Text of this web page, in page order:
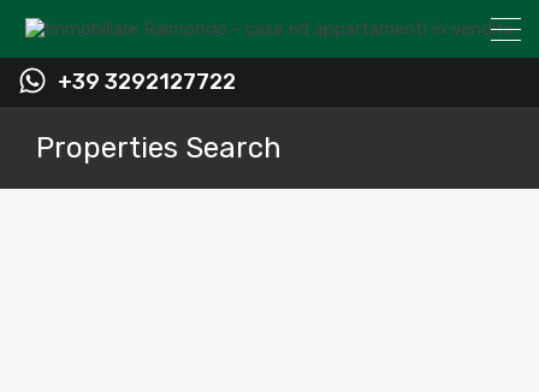
+39 3292127722
Properties Search